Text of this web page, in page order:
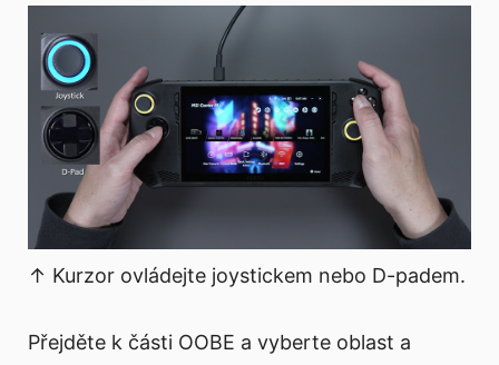
↑ Kurzor ovládejte joystickem nebo D-padem.
Přejděte k části OOBE a vyberte oblast a